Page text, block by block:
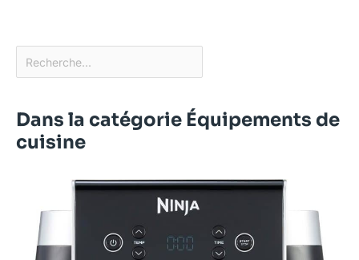
Dans la catégorie Équipements de
cuisine